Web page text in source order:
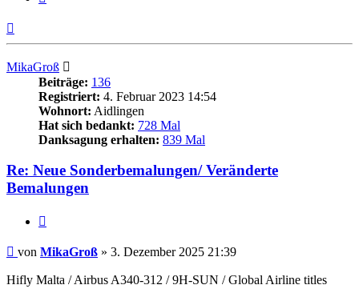
MikaGroß
Beiträge: 136
Registriert: 4. Februar 2023 14:54
Wohnort: Aidlingen
Hat sich bedankt: 728 Mal
Danksagung erhalten: 839 Mal
Re: Neue Sonderbemalungen/ Veränderte
Bemalungen
Beitrag
von MikaGroß » 3. Dezember 2025 21:39
Hifly Malta / Airbus A340-312 / 9H-SUN / Global Airline titles